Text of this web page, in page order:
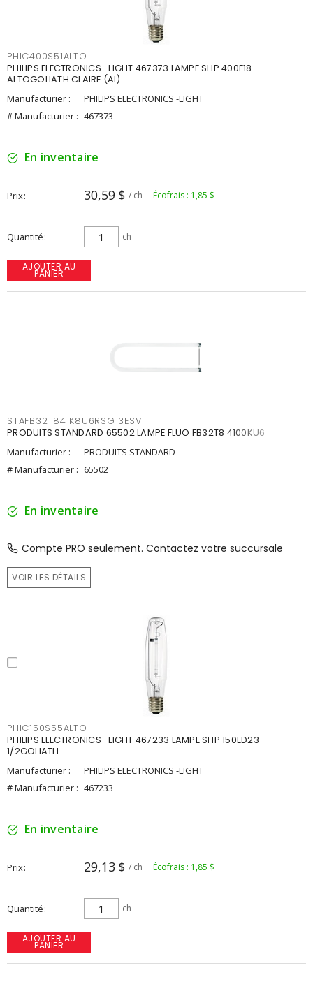
PHIC400S51ALTO
PHILIPS ELECTRONICS -LIGHT 467373 LAMPE SHP 400E18
ALTOGOLIATH CLAIRE (AI)
Manufacturier :
PHILIPS ELECTRONICS -LIGHT
# Manufacturier : 467373
En inventaire
Prix 30,59 $ / ch Écofrais : 1,85 $
Quantité ch
AJOUTER AU
PANIER
STAFB32T841K8U6RSG13ESV
PRODUITS STANDARD 65502 LAMPE FLUO FB32T8 4100KU6
Manufacturier :
PRODUITS STANDARD
# Manufacturier : 65502
En inventaire
Compte PRO seulement. Contactez votre succursale
VOIR LES DÉTAILS
PHIC150S55ALTO
PHILIPS ELECTRONICS -LIGHT 467233 LAMPE SHP 150ED23
1/2GOLIATH
Manufacturier :
PHILIPS ELECTRONICS -LIGHT
# Manufacturier : 467233
En inventaire
Prix 29,13 $ / ch Écofrais : 1,85 $
Quantité ch
AJOUTER AU
PANIER